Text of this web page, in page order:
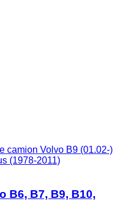
camion Volvo B9 (01.02-)
(1978-2011)
B6, B7, B9, B10,